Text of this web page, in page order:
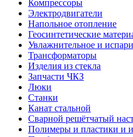
Компрессоры
Электродвигатели
Напольное отопление
Геосинтетические
Увлажнительное и
Трансформаторы
Изделия из стекла
Запчасти ЧКЗ
Люки
Станки
Канат стальной
Сварной решётчатый
Полимеры и пластики и